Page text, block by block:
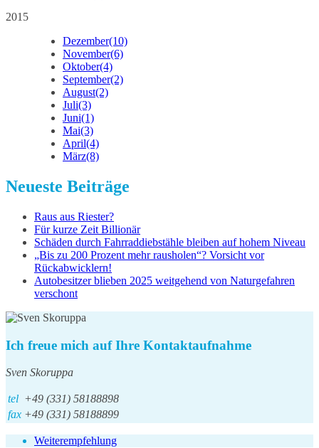
2015
Dezember(10)
November(6)
Oktober(4)
September(2)
August(2)
Juli(3)
Juni(1)
Mai(3)
April(4)
März(8)
Neueste Beiträge
Raus aus Riester?
Für kurze Zeit Billionär
Schäden durch Fahrraddiebstähle bleiben auf hohem Niveau
„Bis zu 200 Prozent mehr rausholen“? Vorsicht vor
Rückabwicklern!
Autobesitzer blieben 2025 weitgehend von Naturgefahren
verschont
Ich freue mich auf Ihre Kontaktaufnahme
Sven Skoruppa
tel +49 (331) 58188898
fax +49 (331) 58188899
Weiterempfehlung